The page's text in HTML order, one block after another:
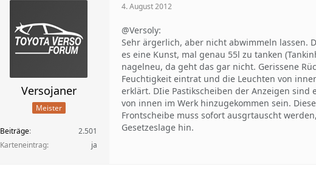
Versojaner
Meister
Beiträge
2.501
Karteneintrag
ja
4. August 2012
@Versoly:
Sehr ärgerlich, aber nicht abwimmeln lassen.
es eine Kunst, mal genau 55l zu tanken
nagelneu, da geht das gar nicht. Gerissene
Feuchtigkeit eintrat und die Leuchten von
erklärt. DIie Pastikscheiben der Anzeigen
von innen im Werk hinzugekommen sein.
Frontscheibe muss sofort ausgrtauscht
Gesetzeslage hin.